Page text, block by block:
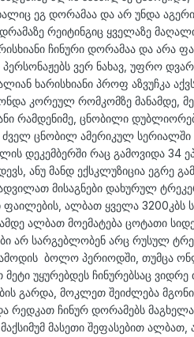
ეგ დორამაა და არ უნდა
რეიტინგიც ყველაზე მაღალი
ჩინური დორამაა და არა
ვერ ნახავ, უფრო
ხარისხიანი პროფ აზვუჩკა
კორეულ რომკომზე მანამდე,
რამდენიმე, ცნობილი
ძველ ცნობილ ამერიკულ
დეკემბერში რაც გამოვიდა 34
ანუ მანდ ექსკლუზიცია ეგრე
მისაგნები დახურულ
ალბათ ყველა 3200კბს
ალბათ მოემატება ცოტათი
არ სარგებლობენ არც რუსულ
ბოლო პერიოდში, თუმცა
უყურებდეს ჩინურებსაც
გარდა, მოკლეთ შეიძლება
რედკათ ჩინურ დორამებს
მასეთი შეფასებით